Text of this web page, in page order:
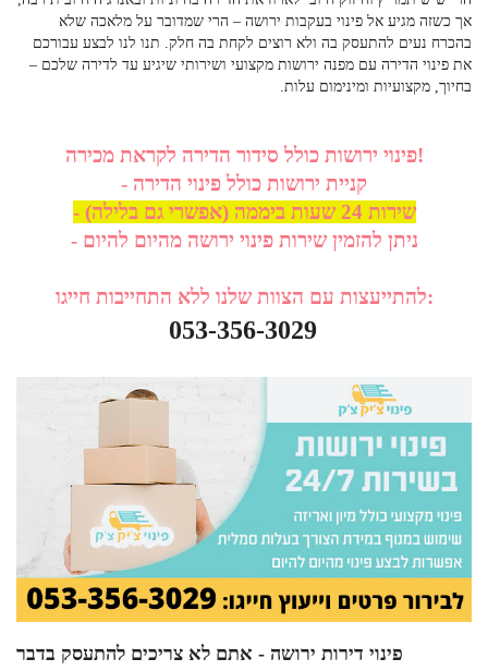
אך כשזה מגיע אל פינוי בעקבות ירושה – הרי שמדובר על מלאכה שלא
בהכרח נעים להתעסק בה ולא רוצים לקחת בה חלק. תנו לנו לבצע עבורכם
את פינוי הדירה עם מפנה ירושות מקצועי ושירותי שיגיע עד לדירה שלכם –
בחיוך, מקצועיות ומינימום עלות.
פינוי ירושות כולל סידור הדירה לקראת מכירה!
- קניית ירושות כולל פינוי הדירה
- שירות 24 שעות ביממה (אפשרי גם בלילה)
- ניתן להזמין שירות פינוי ירושה מהיום להיום
להתייעצות עם הצוות שלנו ללא התחייבות חייגו:
053-356-3029
פינוי דירות ירושה - אתם לא צריכים להתעסק בדבר